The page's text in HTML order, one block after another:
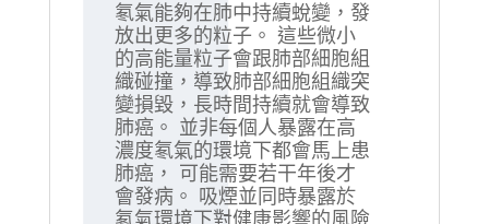
氡氣能夠在肺中持續蛻變，發
放出更多的粒子。 這些微小
的高能量粒子會跟肺部細胞組
織碰撞，導致肺部細胞組織突
變損毀，長時間持續就會導致
肺癌。 並非每個人暴露在高
濃度氡氣的環境下都會馬上患
肺癌， 可能需要若干年後才
會發病。 吸煙並同時暴露於
氡氣環境下對健康影響的風險